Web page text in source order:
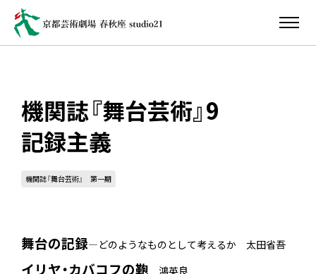
機関誌『舞台芸術』9
記録主義
機関誌『舞台芸術』 第一期
舞台の記録―どのようなものとして考えるか 太田省吾
イリヤ・カバコフの鞄 鴻英良